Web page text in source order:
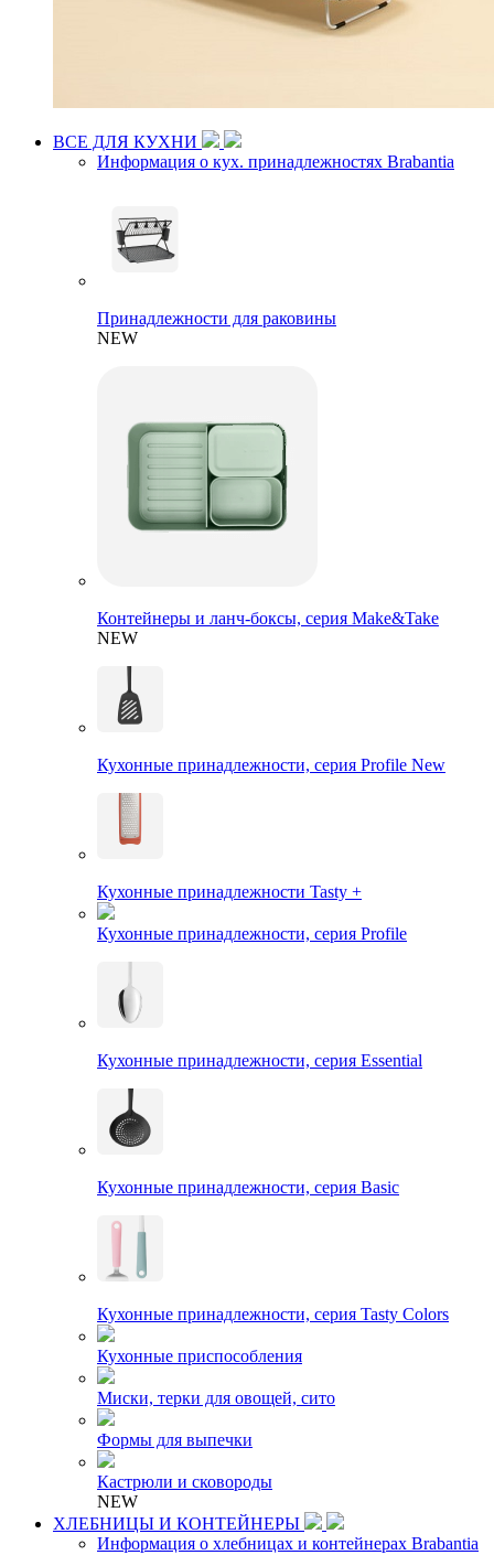
ВСЕ ДЛЯ КУХНИ
Информация о кух. принадлежностях Brabantia
Принадлежности для раковины
NEW
Контейнеры и ланч-боксы, серия Make&Take
NEW
Кухонные принадлежности, серия Profile New
Кухонные принадлежности Tasty +
Кухонные принадлежности, серия Profile
Кухонные принадлежности, серия Essential
Кухонные принадлежности, серия Basic
Кухонные принадлежности, серия Tasty Colors
Кухонные приспособления
Миски, терки для овощей, сито
Формы для выпечки
Кастрюли и сковороды
NEW
ХЛЕБНИЦЫ И КОНТЕЙНЕРЫ
Информация о хлебницах и контейнерах Brabantia